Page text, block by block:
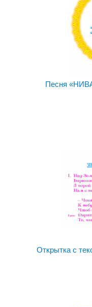
Песня
Открытка с